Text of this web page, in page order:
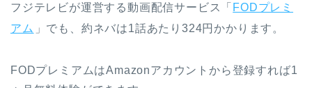
フジテレビが運営する動画配信サービス「 FODプレミ
アム 」でも、約ネバは1話あたり324円かかります。
FODプレミアムはAmazonアカウントから登録すれば1